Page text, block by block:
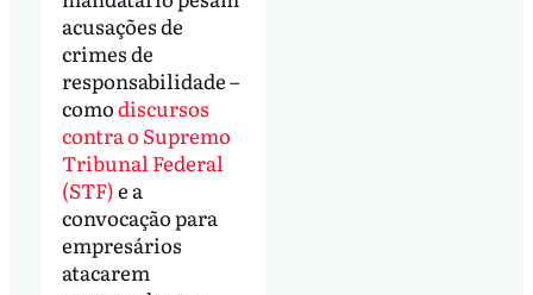
acusações de
crimes de
responsabilidade –
comodiscursos
contra o Supremo
Tribunal Federal
(STF)e a
convocação para
empresários
atacarem